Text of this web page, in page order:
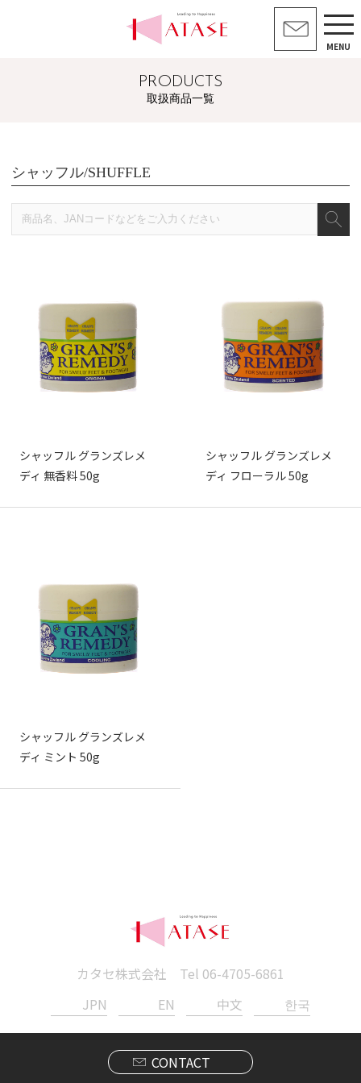
MENU
PRODUCTS
取扱商品一覧
シャッフル/SHUFFLE
シャッフル グランズレメ
ディ 無香料 50g
シャッフル グランズレメ
ディ フローラル 50g
シャッフル グランズレメ
ディ ミント 50g
カタセ株式会社 Tel 06-4705-6861
JPN
EN 中文 한국
CONTACT